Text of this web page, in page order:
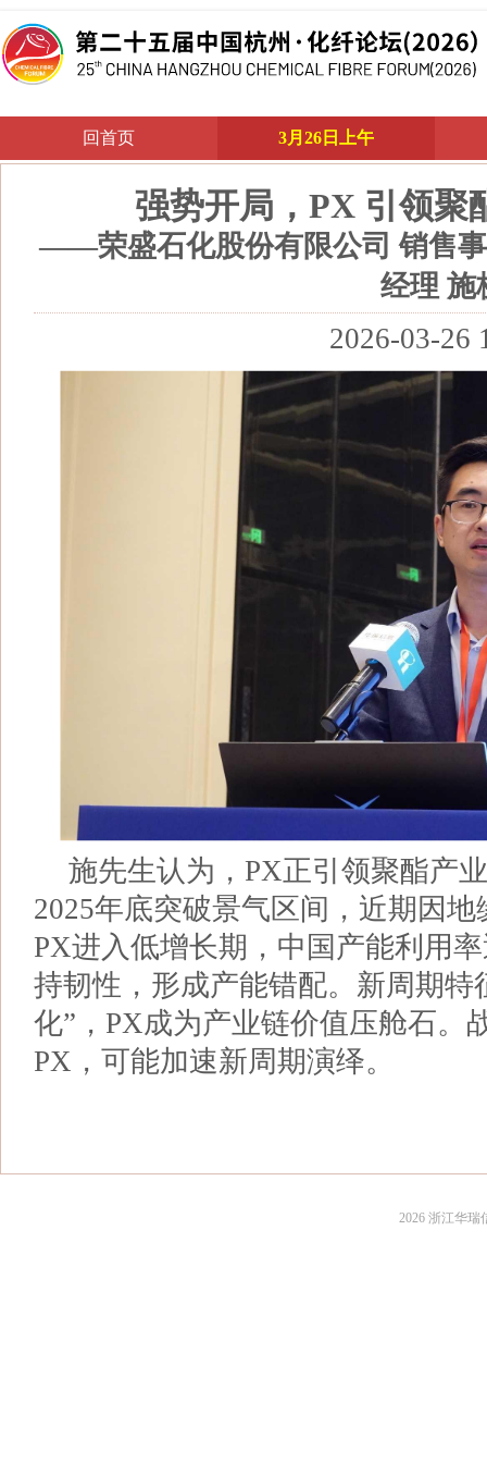
回首页 3月26日上午
强势开局，PX 引领聚
——荣盛石化股份有限公司 销售
经理 施
2026-03-26
施先生认为，PX正引领聚酯产
2025年底突破景气区间，近期因
PX进入低增长期，中国产能利用
持韧性，形成产能错配。新周期特
化”，PX成为产业链价值压舱石。
PX，可能加速新周期演绎。
2026 浙江华